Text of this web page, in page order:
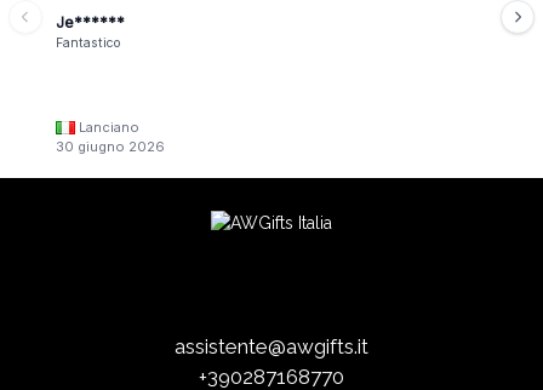
Je******
Fantastico
Lanciano
30 giugno 2026
assistente@awgifts.it
+390287168770